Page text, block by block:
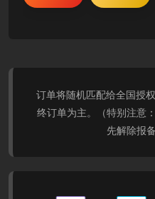
订单将随机匹配给全国授
终订单为主。（特别注意
先解除报